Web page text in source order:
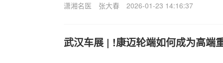
潇湘名医 张大春 2026-01-23 14:16:37
武汉车展 | !康迈轮端如何成为高端